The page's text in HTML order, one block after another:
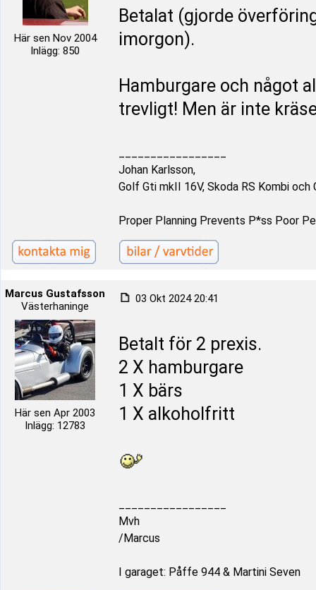
Här sen Nov 2004
Inlägg: 850
Betalat (gjorde
imorgon).
Hamburgare och något
trevligt! Men är inte
Johan Karlsson,
Golf Gti mkII 16V, Skoda RS Kombi och
Proper Planning Prevents P*ss Poor
Marcus Gustafsson
Västerhaninge
Här sen Apr 2003
Inlägg: 12783
03 Okt 2024 20:41
Betalt för 2 prexis.
2 X hamburgare
1 X bärs
1 X alkoholfritt
Mvh
/Marcus
I garaget: Påffe 944 & Martini Seven